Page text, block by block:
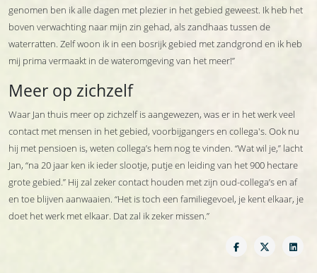
genomen ben ik alle dagen met plezier in het gebied geweest. Ik heb het
boven verwachting naar mijn zin gehad, als zandhaas tussen de
waterratten. Zelf woon ik in een bosrijk gebied met zandgrond en ik heb
mij prima vermaakt in de wateromgeving van het meer!”
Meer op zichzelf
Waar Jan thuis meer op zichzelf is aangewezen, was er in het werk veel
contact met mensen in het gebied, voorbijgangers en collega's. Ook nu
hij met pensioen is, weten collega’s hem nog te vinden. “Wat wil je,” lacht
Jan, “na 20 jaar ken ik ieder slootje, putje en leiding van het 900 hectare
grote gebied.” Hij zal zeker contact houden met zijn oud-collega’s en af
en toe blijven aanwaaien. “Het is toch een familiegevoel, je kent elkaar, je
doet het werk met elkaar. Dat zal ik zeker missen.”